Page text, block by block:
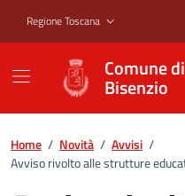
Regione Toscana
Comune
Bisenzio
Home / Novità / Avvisi /
Avviso rivolto alle strutture